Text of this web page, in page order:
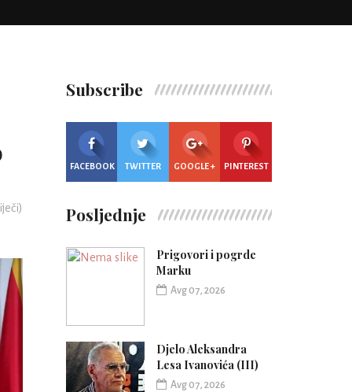
Subscribe
FACEBOOK TWITTER GOOGLE + PINTEREST
Posljednje
Prigovori i pogrde
Marku
Avg 07, 2026
Djelo Aleksandra
Lesa Ivanovića (III)
Avg 07, 2026